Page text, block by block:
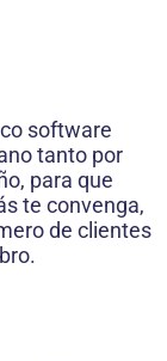
software
tanto por
para que
te convenga,
de clientes